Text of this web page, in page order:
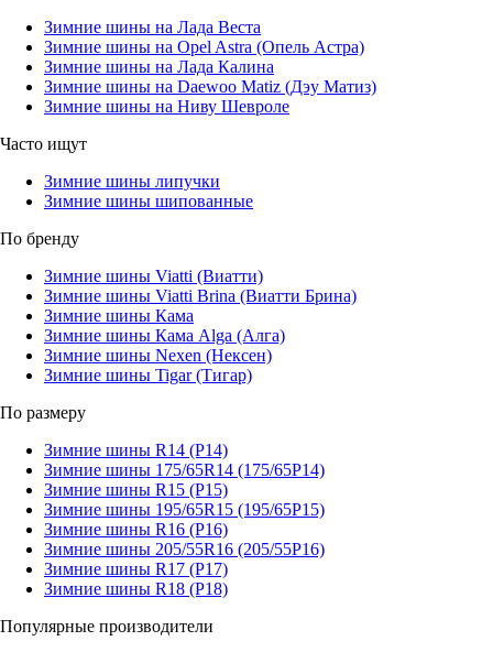
Зимние шины на Лада Веста
Зимние шины на Opel Astra (Опель Астра)
Зимние шины на Лада Калина
Зимние шины на Daewoo Matiz (Дэу Матиз)
Зимние шины на Ниву Шевроле
Часто ищут
Зимние шины липучки
Зимние шины шипованные
По бренду
Зимние шины Viatti (Виатти)
Зимние шины Viatti Brina (Виатти Брина)
Зимние шины Кама
Зимние шины Кама Alga (Алга)
Зимние шины Nexen (Нексен)
Зимние шины Tigar (Тигар)
По размеру
Зимние шины R14 (Р14)
Зимние шины 175/65R14 (175/65Р14)
Зимние шины R15 (Р15)
Зимние шины 195/65R15 (195/65Р15)
Зимние шины R16 (Р16)
Зимние шины 205/55R16 (205/55Р16)
Зимние шины R17 (Р17)
Зимние шины R18 (Р18)
Популярные производители